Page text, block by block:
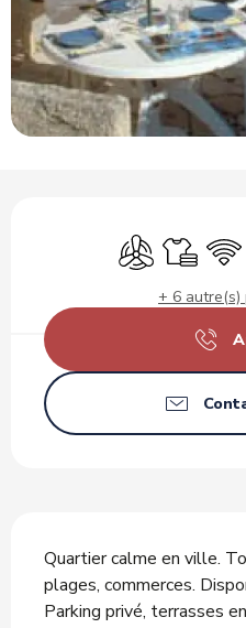
Air conditionné
Draps et
WiFi
+ 6 autre(s)
Quartier calme en ville.
plages, commerces.
Parking privé, terrasses